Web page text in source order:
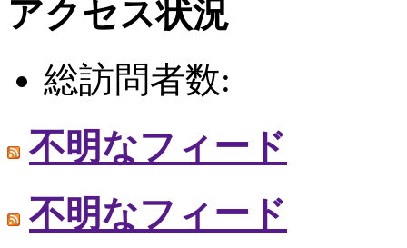
アクセス状況
総訪問者数:
不明なフィード
不明なフィード